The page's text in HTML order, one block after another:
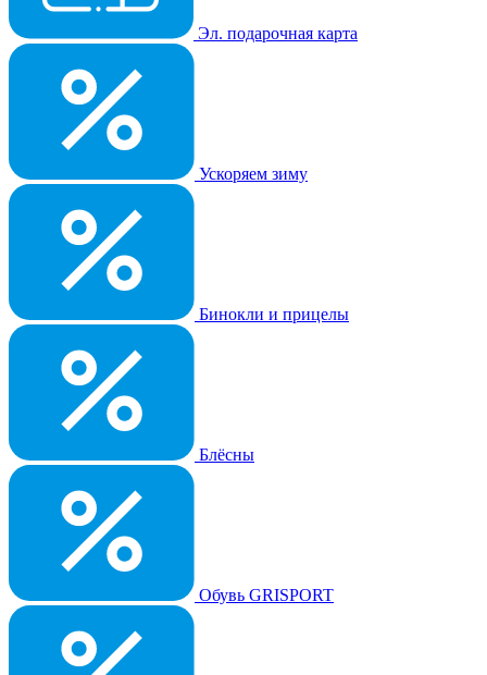
Эл. подарочная карта
Ускоряем зиму
Бинокли и прицелы
Блёсны
Обувь GRISPORT